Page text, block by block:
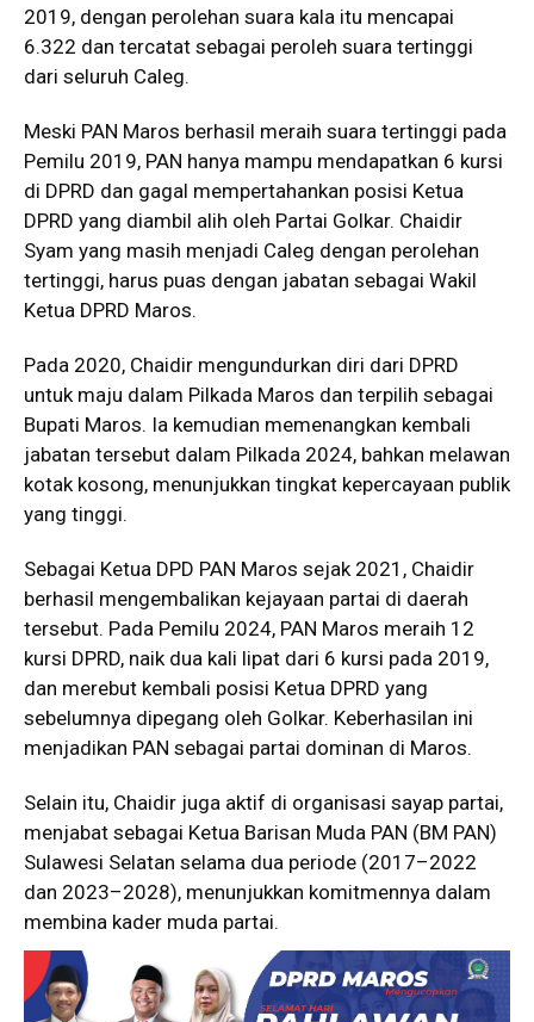
2019, dengan perolehan suara kala itu mencapai
6.322 dan tercatat sebagai peroleh suara tertinggi
dari seluruh Caleg.
Meski PAN Maros berhasil meraih suara tertinggi pada
Pemilu 2019, PAN hanya mampu mendapatkan 6 kursi
di DPRD dan gagal mempertahankan posisi Ketua
DPRD yang diambil alih oleh Partai Golkar. Chaidir
Syam yang masih menjadi Caleg dengan perolehan
tertinggi, harus puas dengan jabatan sebagai Wakil
Ketua DPRD Maros.
Pada 2020, Chaidir mengundurkan diri dari DPRD
untuk maju dalam Pilkada Maros dan terpilih sebagai
Bupati Maros. Ia kemudian memenangkan kembali
jabatan tersebut dalam Pilkada 2024, bahkan melawan
kotak kosong, menunjukkan tingkat kepercayaan publik
yang tinggi.
Sebagai Ketua DPD PAN Maros sejak 2021, Chaidir
berhasil mengembalikan kejayaan partai di daerah
tersebut. Pada Pemilu 2024, PAN Maros meraih 12
kursi DPRD, naik dua kali lipat dari 6 kursi pada 2019,
dan merebut kembali posisi Ketua DPRD yang
sebelumnya dipegang oleh Golkar. Keberhasilan ini
menjadikan PAN sebagai partai dominan di Maros.
Selain itu, Chaidir juga aktif di organisasi sayap partai,
menjabat sebagai Ketua Barisan Muda PAN (BM PAN)
Sulawesi Selatan selama dua periode (2017–2022
dan 2023–2028), menunjukkan komitmennya dalam
membina kader muda partai.